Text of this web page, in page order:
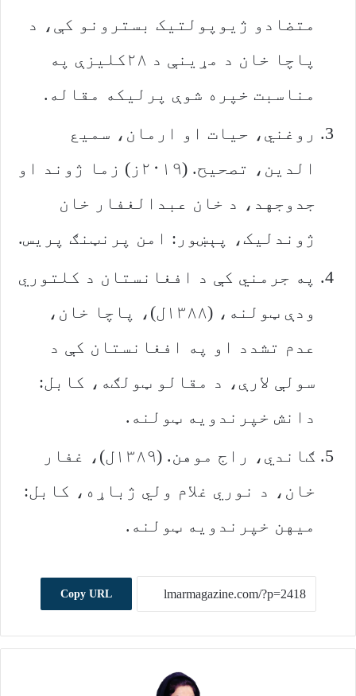
متضادو ژیوپولتیک بسترونو کې، د
پاچا خان د مړینې د ۲۸کلیزې په
مناسبت خپره شوې پرلیکه مقاله.
روغني، حیات او ارمان، سمیع
الدین، تصحیح. (۲۰۱۹ز) زما ژوند او
جدوجهد، د خان عبدالغفار خان
ژوندلیک، پېښور: امن پرنټنګ پریس.
په جرمني کې د افغانستان د کلتوري
ودې ټولنه، (۱۳۸۸ل)، پاچا خان،
عدم تشدد او په افغانستان کې د
سولې لارې، د مقالو ټولګه، کابل:
دانش خپرندویه ټولنه.
ګاندي، راج موهن. (۱۳۸۹ل)، غفار
خان، د نوري غلام ولي ژباړه، کابل:
میهن خپرندویه ټولنه.
Copy URL